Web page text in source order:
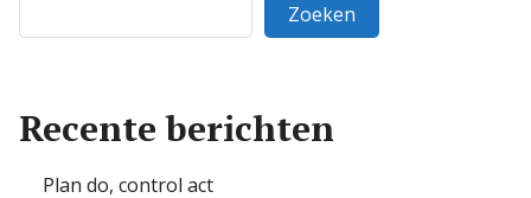
Zoeken
Recente berichten
Plan do, control act